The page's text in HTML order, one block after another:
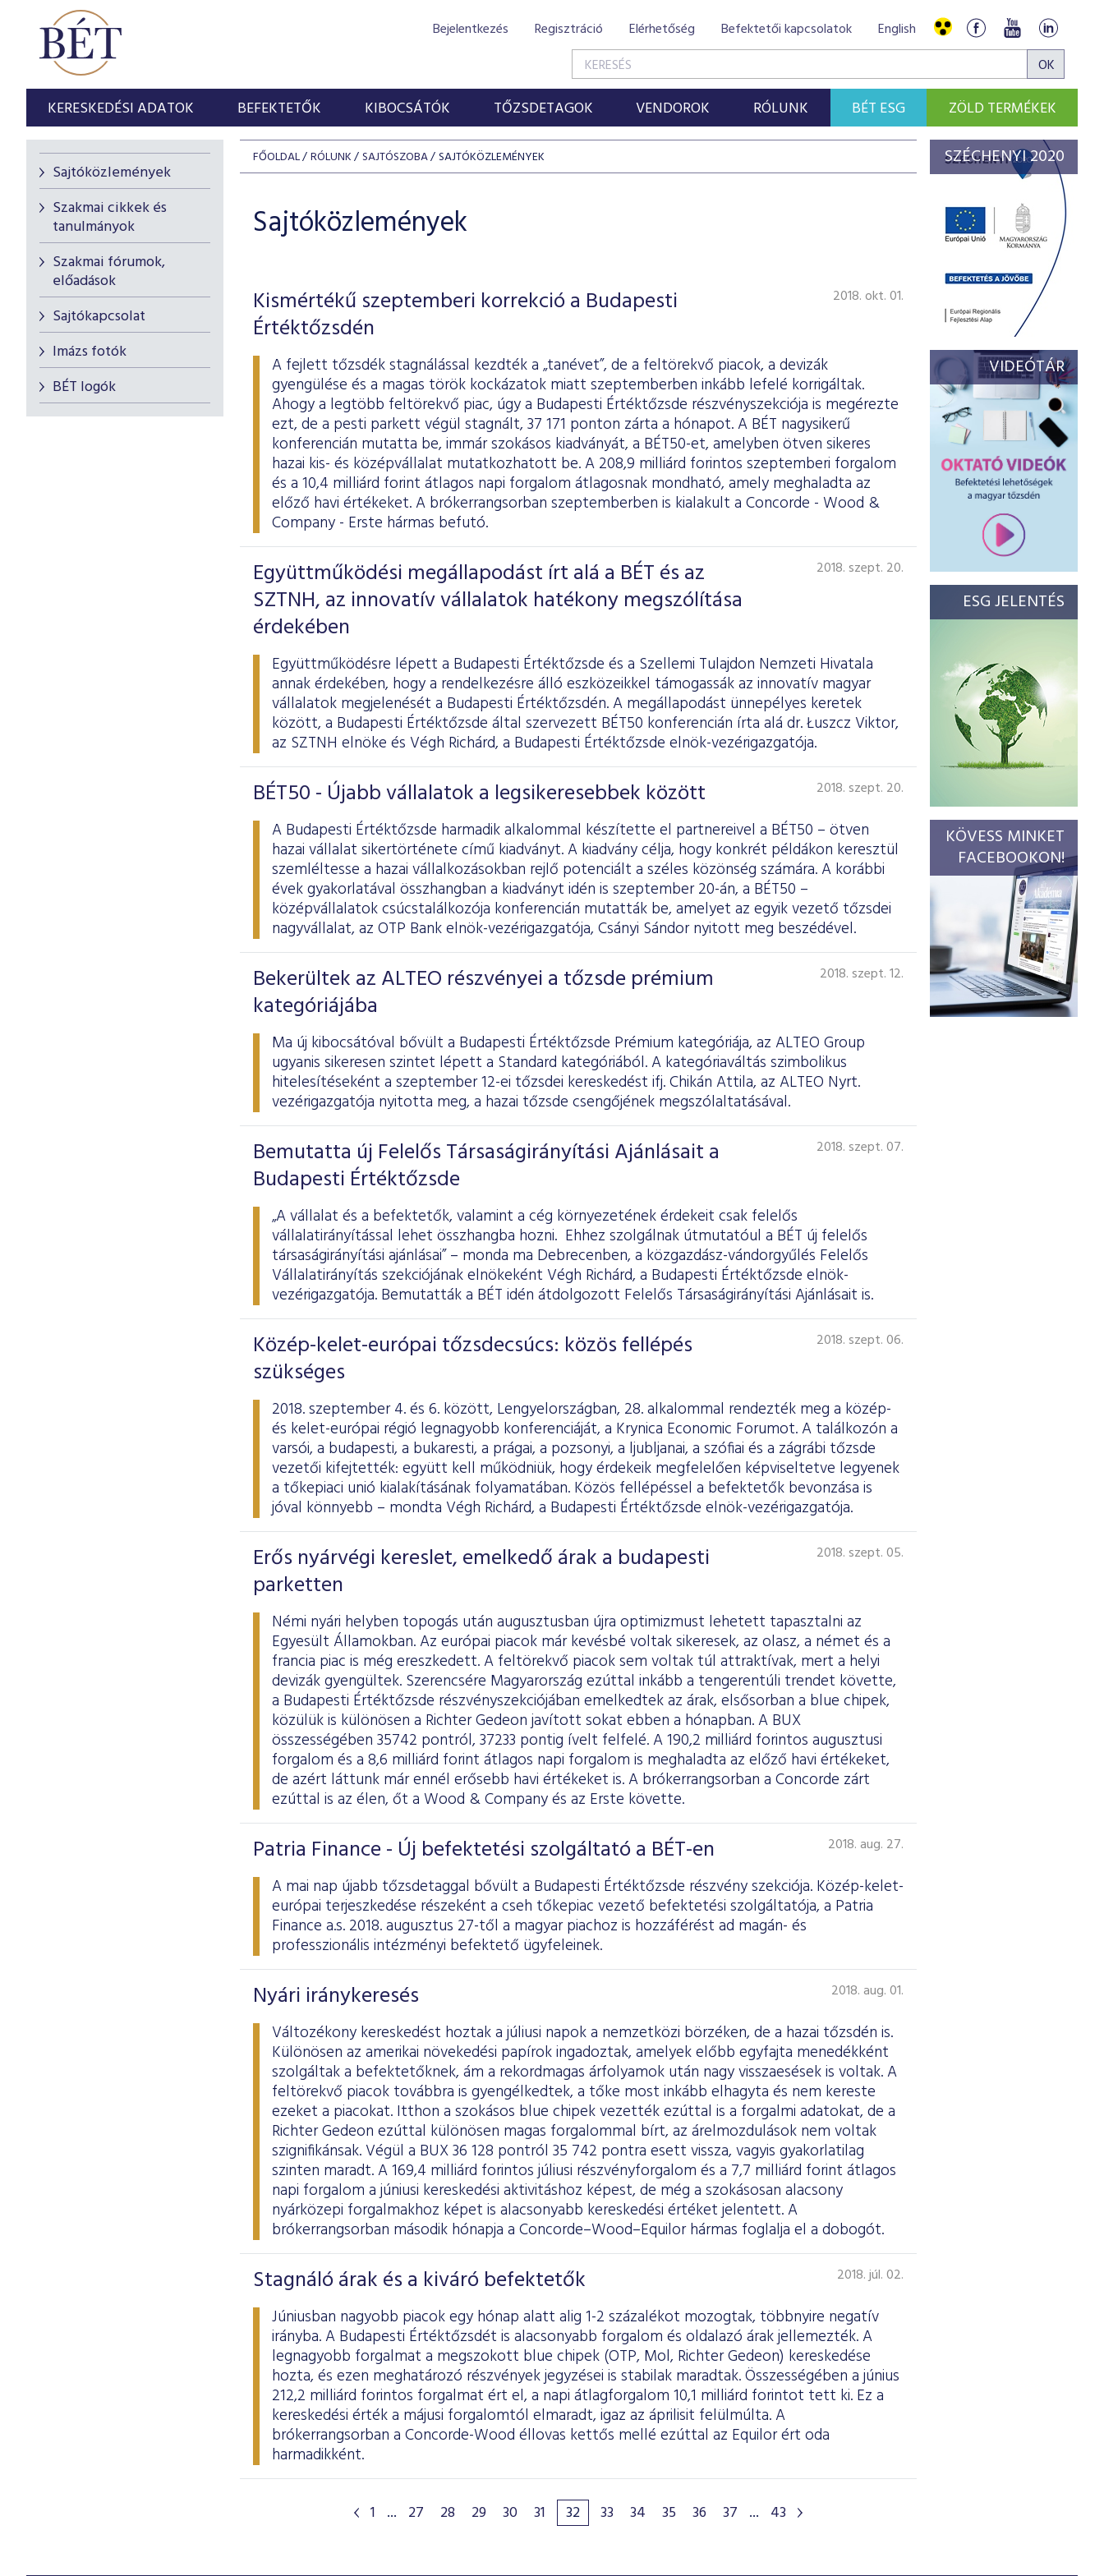
Bejelentkezés Regisztráció Elérhetőség Befektetői kapcsolatok English
KERESKEDÉSI ADATOK BEFEKTETŐK KIBOCSÁTÓK TŐZSDETAGOK VENDOROK RÓLUNK BÉT ESG ZÖLD TERMÉKEK
Sajtóközlemények
Szakmai cikkek és
tanulmányok
Szakmai fórumok,
előadások
Sajtókapcsolat
Imázs fotók
BÉT logók
FŐOLDAL RÓLUNK SAJTÓSZOBA SAJTÓKÖZLEMÉNYEK
Sajtóközlemények
Kismértékű szeptemberi korrekció a Budapesti
Értéktőzsdén
2018. okt. 01.
A fejlett tőzsdék stagnálással kezdték a „tanévet”, de a feltörekvő piacok, a devizák
gyengülése és a magas török kockázatok miatt szeptemberben inkább lefelé korrigáltak.
Ahogy a legtöbb feltörekvő piac, úgy a Budapesti Értéktőzsde részvényszekciója is megérezte
ezt, de a pesti parkett végül stagnált, 37 171 ponton zárta a hónapot. A BÉT nagysikerű
konferencián mutatta be, immár szokásos kiadványát, a BÉT50-et, amelyben ötven sikeres
hazai kis- és középvállalat mutatkozhatott be. A 208,9 milliárd forintos szeptemberi forgalom
és a 10,4 milliárd forint átlagos napi forgalom átlagosnak mondható, amely meghaladta az
előző havi értékeket. A brókerrangsorban szeptemberben is kialakult a Concorde - Wood &
Company - Erste hármas befutó.
Együttműködési megállapodást írt alá a BÉT és az
SZTNH, az innovatív vállalatok hatékony megszólítása
érdekében
2018. szept. 20.
Együttműködésre lépett a Budapesti Értéktőzsde és a Szellemi Tulajdon Nemzeti Hivatala
annak érdekében, hogy a rendelkezésre álló eszközeikkel támogassák az innovatív magyar
vállalatok megjelenését a Budapesti Értéktőzsdén. A megállapodást ünnepélyes keretek
között, a Budapesti Értéktőzsde által szervezett BÉT50 konferencián írta alá dr. Łuszcz Viktor,
az SZTNH elnöke és Végh Richárd, a Budapesti Értéktőzsde elnök-vezérigazgatója.
BÉT50 - Újabb vállalatok a legsikeresebbek között 2018. szept. 20.
A Budapesti Értéktőzsde harmadik alkalommal készítette el partnereivel a BÉT50 – ötven
hazai vállalat sikertörténete című kiadványt. A kiadvány célja, hogy konkrét példákon keresztül
szemléltesse a hazai vállalkozásokban rejlő potenciált a széles közönség számára. A korábbi
évek gyakorlatával összhangban a kiadványt idén is szeptember 20-án, a BÉT50 –
középvállalatok csúcstalálkozója konferencián mutatták be, amelyet az egyik vezető tőzsdei
nagyvállalat, az OTP Bank elnök-vezérigazgatója, Csányi Sándor nyitott meg beszédével.
Bekerültek az ALTEO részvényei a tőzsde prémium
kategóriájába
2018. szept. 12.
Ma új kibocsátóval bővült a Budapesti Értéktőzsde Prémium kategóriája, az ALTEO Group
ugyanis sikeresen szintet lépett a Standard kategóriából. A kategóriaváltás szimbolikus
hitelesítéseként a szeptember 12-ei tőzsdei kereskedést ifj. Chikán Attila, az ALTEO Nyrt.
vezérigazgatója nyitotta meg, a hazai tőzsde csengőjének megszólaltatásával.
Bemutatta új Felelős Társaságirányítási Ajánlásait a
Budapesti Értéktőzsde
2018. szept. 07.
„A vállalat és a befektetők, valamint a cég környezetének érdekeit csak felelős
vállalatirányítással lehet összhangba hozni. Ehhez szolgálnak útmutatóul a BÉT új felelős
társaságirányítási ajánlásai” – monda ma Debrecenben, a közgazdász-vándorgyűlés Felelős
Vállalatirányítás szekciójának elnökeként Végh Richárd, a Budapesti Értéktőzsde elnök-
vezérigazgatója. Bemutatták a BÉT idén átdolgozott Felelős Társaságirányítási Ajánlásait is.
Közép-kelet-európai tőzsdecsúcs: közös fellépés
szükséges
2018. szept. 06.
2018. szeptember 4. és 6. között, Lengyelországban, 28. alkalommal rendezték meg a közép-
és kelet-európai régió legnagyobb konferenciáját, a Krynica Economic Forumot. A találkozón a
varsói, a budapesti, a bukaresti, a prágai, a pozsonyi, a ljubljanai, a szófiai és a zágrábi tőzsde
vezetői kifejtették: együtt kell működniük, hogy érdekeik megfelelően képviseltetve legyenek
a tőkepiaci unió kialakításának folyamatában. Közös fellépéssel a befektetők bevonzása is
jóval könnyebb – mondta Végh Richárd, a Budapesti Értéktőzsde elnök-vezérigazgatója.
Erős nyárvégi kereslet, emelkedő árak a budapesti
parketten
2018. szept. 05.
Némi nyári helyben topogás után augusztusban újra optimizmust lehetett tapasztalni az
Egyesült Államokban. Az európai piacok már kevésbé voltak sikeresek, az olasz, a német és a
francia piac is még ereszkedett. A feltörekvő piacok sem voltak túl attraktívak, mert a helyi
devizák gyengültek. Szerencsére Magyarország ezúttal inkább a tengerentúli trendet követte,
a Budapesti Értéktőzsde részvényszekciójában emelkedtek az árak, elsősorban a blue chipek,
közülük is különösen a Richter Gedeon javított sokat ebben a hónapban. A BUX
összességében 35742 pontról, 37233 pontig ívelt felfelé. A 190,2 milliárd forintos augusztusi
forgalom és a 8,6 milliárd forint átlagos napi forgalom is meghaladta az előző havi értékeket,
de azért láttunk már ennél erősebb havi értékeket is. A brókerrangsorban a Concorde zárt
ezúttal is az élen, őt a Wood & Company és az Erste követte.
Patria Finance - Új befektetési szolgáltató a BÉT-en 2018. aug. 27.
A mai nap újabb tőzsdetaggal bővült a Budapesti Értéktőzsde részvény szekciója. Közép-kelet-
európai terjeszkedése részeként a cseh tőkepiac vezető befektetési szolgáltatója, a Patria
Finance a.s. 2018. augusztus 27-től a magyar piachoz is hozzáférést ad magán- és
professzionális intézményi befektető ügyfeleinek.
Nyári iránykeresés 2018. aug. 01.
Változékony kereskedést hoztak a júliusi napok a nemzetközi börzéken, de a hazai tőzsdén is.
Különösen az amerikai növekedési papírok ingadoztak, amelyek előbb egyfajta menedékként
szolgáltak a befektetőknek, ám a rekordmagas árfolyamok után nagy visszaesések is voltak. A
feltörekvő piacok továbbra is gyengélkedtek, a tőke most inkább elhagyta és nem kereste
ezeket a piacokat. Itthon a szokásos blue chipek vezették ezúttal is a forgalmi adatokat, de a
Richter Gedeon ezúttal különösen magas forgalommal bírt, az árelmozdulások nem voltak
szignifikánsak. Végül a BUX 36 128 pontról 35 742 pontra esett vissza, vagyis gyakorlatilag
szinten maradt. A 169,4 milliárd forintos júliusi részvényforgalom és a 7,7 milliárd forint átlagos
napi forgalom a júniusi kereskedési aktivitáshoz képest, de még a szokásosan alacsony
nyárközepi forgalmakhoz képet is alacsonyabb kereskedési értéket jelentett. A
brókerrangsorban második hónapja a Concorde–Wood–Equilor hármas foglalja el a dobogót.
Stagnáló árak és a kiváró befektetők 2018. júl. 02.
Júniusban nagyobb piacok egy hónap alatt alig 1-2 százalékot mozogtak, többnyire negatív
irányba. A Budapesti Értéktőzsdét is alacsonyabb forgalom és oldalazó árak jellemezték. A
legnagyobb forgalmat a megszokott blue chipek (OTP, Mol, Richter Gedeon) kereskedése
hozta, és ezen meghatározó részvények jegyzései is stabilak maradtak. Összességében a június
212,2 milliárd forintos forgalmat ért el, a napi átlagforgalom 10,1 milliárd forintot tett ki. Ez a
kereskedési érték a májusi forgalomtól elmaradt, igaz az áprilisit felülmúlta. A
brókerrangsorban a Concorde-Wood éllovas kettős mellé ezúttal az Equilor ért oda
harmadikként.
1 ... 27 28 29 30 31 32 33 34 35 36 37 ... 43
SZÉCHENYI 2020
VIDEÓTÁR
ESG JELENTÉS
KÖVESS MINKET
FACEBOOKON!